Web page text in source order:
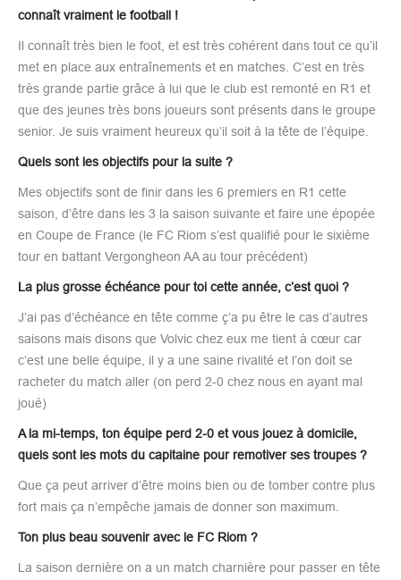
connaît vraiment le football !
Il connaît très bien le foot, et est très cohérent dans tout ce qu’il
met en place aux entraînements et en matches. C’est en très
très grande partie grâce à lui que le club est remonté en R1 et
que des jeunes très bons joueurs sont présents dans le groupe
senior. Je suis vraiment heureux qu’il soit à la tête de l’équipe.
Quels sont les objectifs pour la suite ?
Mes objectifs sont de finir dans les 6 premiers en R1 cette
saison, d’être dans les 3 la saison suivante et faire une épopée
en Coupe de France (le FC Riom s’est qualifié pour le sixième
tour en battant Vergongheon AA au tour précédent)
La plus grosse échéance pour toi cette année, c’est quoi ?
J’ai pas d’échéance en tête comme ç’a pu être le cas d’autres
saisons mais disons que Volvic chez eux me tient à cœur car
c’est une belle équipe, il y a une saine rivalité et l’on doit se
racheter du match aller (on perd 2-0 chez nous en ayant mal
joué)
A la mi-temps, ton équipe perd 2-0 et vous jouez à domicile,
quels sont les mots du capitaine pour remotiver ses troupes ?
Que ça peut arriver d’être moins bien ou de tomber contre plus
fort mais ça n’empêche jamais de donner son maximum.
Ton plus beau souvenir avec le FC Riom ?
La saison dernière on a un match charnière pour passer en tête